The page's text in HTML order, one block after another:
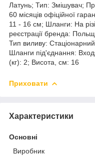
Латунь; Тип: Змішувач;
60 місяців офіційної
11 - 16 см; Шланги: На
реєстрації бренда:
Тип виливу:
Шланги під'єднання:
(кг): 2; Висота, см: 16
Приховати
Характеристики
Основні
Виробник